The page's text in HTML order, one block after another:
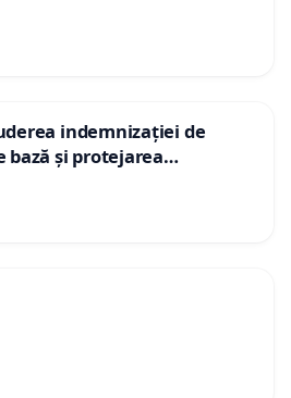
indemnizației de
bază și protejarea
pentru asistenții